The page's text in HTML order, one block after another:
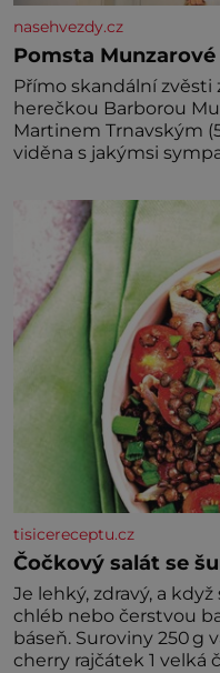
nasehvezdy.cz
Pomsta
Přímo skandální zvěsti
herečkou Barborou
Martinem Trnavským
viděna s jakýmsi
tisicereceptu.cz
Čočkový salát se
Je lehký, zdravý, a
chléb nebo čerstvou
báseň. Suroviny 250 g vaší oblíbené čočky 150 g
cherry rajčátek 1 velká